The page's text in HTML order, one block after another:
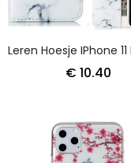
€ 10.40